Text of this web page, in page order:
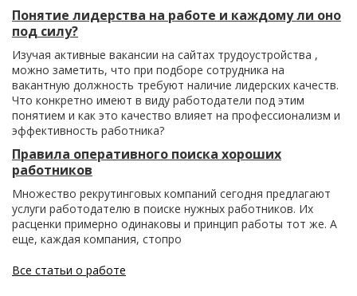
Понятие лидерства на работе и каждому ли оно
под силу?
Изучая активные вакансии на сайтах трудоустройства ,
можно заметить, что при подборе сотрудника на
вакантную должность требуют наличие лидерских качеств.
Что конкретно имеют в виду работодатели под этим
понятием и как это качество влияет на профессионализм и
эффективность работника?
Правила оперативного поиска хороших
работников
Множество рекрутинговых компаний сегодня предлагают
услуги работодателю в поиске нужных работников. Их
расценки примерно одинаковы и принцип работы тот же. А
еще, каждая компания, стопро
Все статьи о работе